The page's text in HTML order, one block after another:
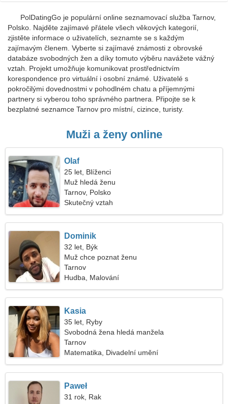
PolDatingGo je populární online seznamovací služba Tarnov,
Polsko. Najděte zajímavé přátele všech věkových kategorií,
zjistěte informace o uživatelích, seznamte se s každým
zajímavým členem. Vyberte si zajímavé známosti z obrovské
databáze svobodných žen a díky tomuto výběru navážete vážný
vztah. Projekt umožňuje komunikovat prostřednictvím
korespondence pro virtuální i osobní známé. Uživatelé s
pokročilými dovednostmi v pohodlném chatu a příjemnými
partnery si vyberou toho správného partnera. Připojte se k
bezplatné seznamce Tarnov pro místní, cizince, turisty.
Muži a ženy online
Olaf
25 let, Blíženci
Muž hledá ženu
Tarnov, Polsko
Skutečný vztah
Dominik
32 let, Býk
Muž chce poznat ženu
Tarnov
Hudba, Malování
Kasia
35 let, Ryby
Svobodná žena hledá manžela
Tarnov
Matematika, Divadelní umění
Paweł
31 rok, Rak